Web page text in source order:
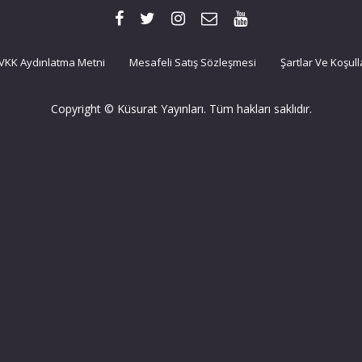
Aydınlatma Metni Mesafeli Satış Sözleşmesi Şartlar Ve
Copyright © Küsurat Yayınları. Tüm hakları saklıdır.